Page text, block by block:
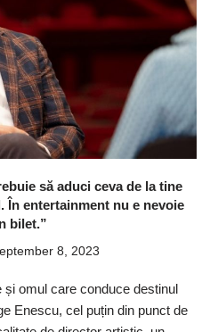
să aduci ceva de la tine
În entertainment nu e nevoie
bilet.”
8, 2023
omul care conduce destinul
Enescu, cel puțin din punct de